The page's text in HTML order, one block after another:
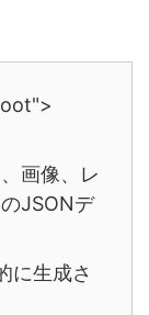
画像、レ
JSONデ
に生成さ